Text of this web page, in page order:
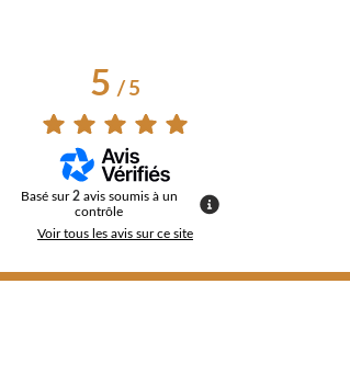
5/ 5
Basé sur2 avis soumis à un
contrôle
Voir tous les avis sur ce site